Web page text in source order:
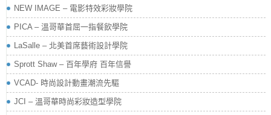
NEW IMAGE – 電影特效彩妝學院
PICA – 溫哥華首屈一指餐飲學院
LaSalle – 北美首席藝術設計學院
Sprott Shaw – 百年學府 百年信譽
VCAD- 時尚設計動畫潮流先驅
JCI – 溫哥華時尚彩妝造型學院